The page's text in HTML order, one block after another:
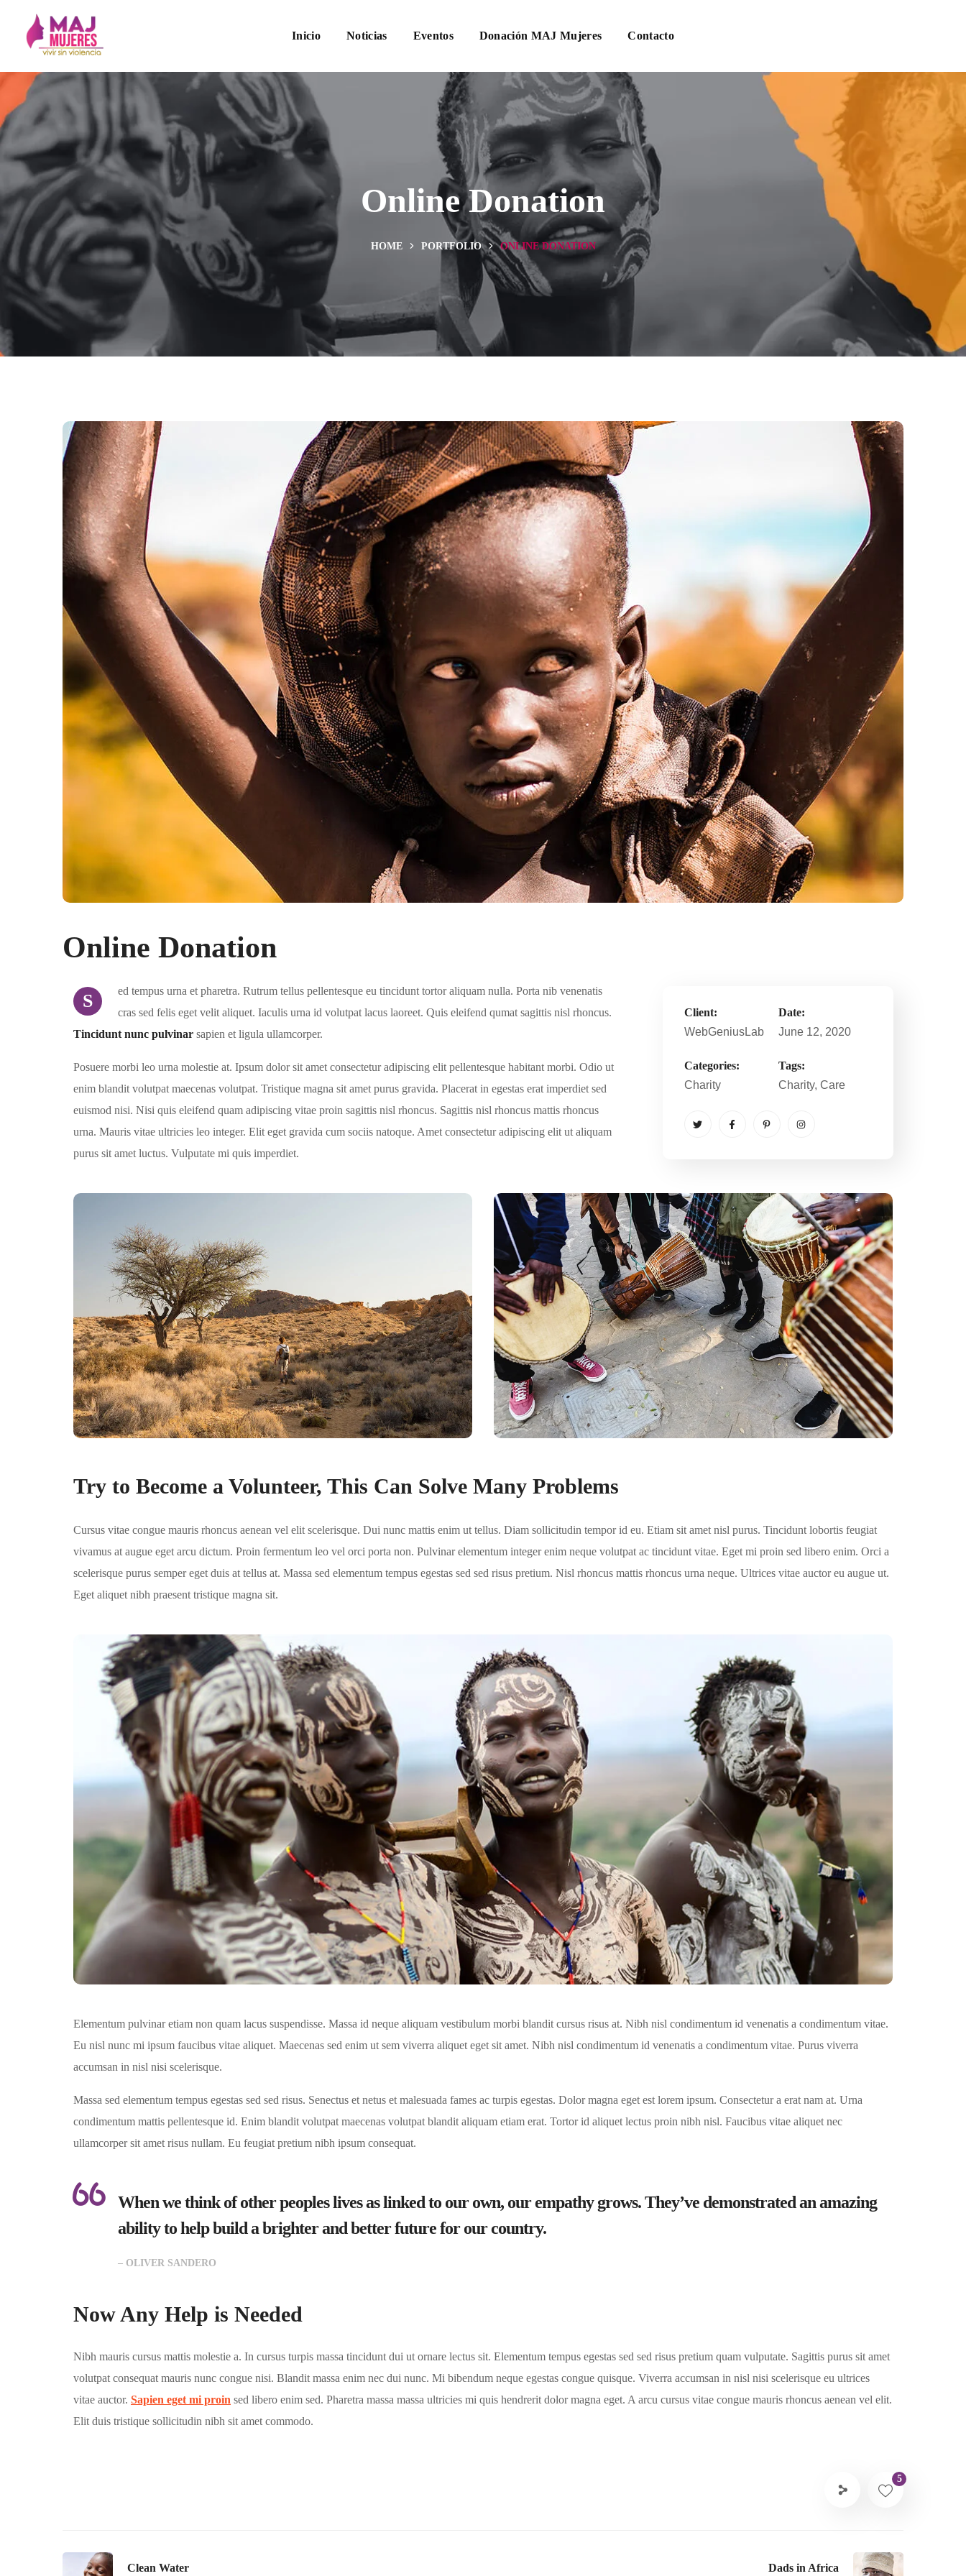
Inicio Noticias Eventos Donación MAJ Mujeres Contacto
Online Donation
HOME PORTFOLIO ONLINE DONATION
Online Donation
S
ed tempus urna et pharetra. Rutrum tellus pellentesque eu tincidunt tortor aliquam nulla. Porta nib venenatis
cras sed felis eget velit aliquet. Iaculis urna id volutpat lacus laoreet. Quis eleifend qumat sagittis nisl rhoncus.
Tincidunt nunc pulvinar sapien et ligula ullamcorper.
Posuere morbi leo urna molestie at. Ipsum dolor sit amet consectetur adipiscing elit pellentesque habitant morbi. Odio ut
enim blandit volutpat maecenas volutpat. Tristique magna sit amet purus gravida. Placerat in egestas erat imperdiet sed
euismod nisi. Nisi quis eleifend quam adipiscing vitae proin sagittis nisl rhoncus. Sagittis nisl rhoncus mattis rhoncus
urna. Mauris vitae ultricies leo integer. Elit eget gravida cum sociis natoque. Amet consectetur adipiscing elit ut aliquam
purus sit amet luctus. Vulputate mi quis imperdiet.
Client:
WebGeniusLab
Date:
June 12, 2020
Categories:
Charity
Tags:
Charity, Care
Try to Become a Volunteer, This Can Solve Many Problems
Cursus vitae congue mauris rhoncus aenean vel elit scelerisque. Dui nunc mattis enim ut tellus. Diam sollicitudin tempor id eu. Etiam sit amet nisl purus. Tincidunt lobortis feugiat
vivamus at augue eget arcu dictum. Proin fermentum leo vel orci porta non. Pulvinar elementum integer enim neque volutpat ac tincidunt vitae. Eget mi proin sed libero enim. Orci a
scelerisque purus semper eget duis at tellus at. Massa sed elementum tempus egestas sed sed risus pretium. Nisl rhoncus mattis rhoncus urna neque. Ultrices vitae auctor eu augue ut.
Eget aliquet nibh praesent tristique magna sit.
Elementum pulvinar etiam non quam lacus suspendisse. Massa id neque aliquam vestibulum morbi blandit cursus risus at. Nibh nisl condimentum id venenatis a condimentum vitae.
Eu nisl nunc mi ipsum faucibus vitae aliquet. Maecenas sed enim ut sem viverra aliquet eget sit amet. Nibh nisl condimentum id venenatis a condimentum vitae. Purus viverra
accumsan in nisl nisi scelerisque.
Massa sed elementum tempus egestas sed sed risus. Senectus et netus et malesuada fames ac turpis egestas. Dolor magna eget est lorem ipsum. Consectetur a erat nam at. Urna
condimentum mattis pellentesque id. Enim blandit volutpat maecenas volutpat blandit aliquam etiam erat. Tortor id aliquet lectus proin nibh nisl. Faucibus vitae aliquet nec
ullamcorper sit amet risus nullam. Eu feugiat pretium nibh ipsum consequat.
When we think of other peoples lives as linked to our own, our empathy grows. They’ve demonstrated an amazing
ability to help build a brighter and better future for our country.
– OLIVER SANDERO
Now Any Help is Needed
Nibh mauris cursus mattis molestie a. In cursus turpis massa tincidunt dui ut ornare lectus sit. Elementum tempus egestas sed sed risus pretium quam vulputate. Sagittis purus sit amet
volutpat consequat mauris nunc congue nisi. Blandit massa enim nec dui nunc. Mi bibendum neque egestas congue quisque. Viverra accumsan in nisl nisi scelerisque eu ultrices
vitae auctor. Sapien eget mi proin sed libero enim sed. Pharetra massa massa ultricies mi quis hendrerit dolor magna eget. A arcu cursus vitae congue mauris rhoncus aenean vel elit.
Elit duis tristique sollicitudin nibh sit amet commodo.
5
Clean Water Dads in Africa